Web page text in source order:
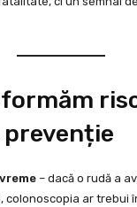
prevenție
– dacă o rudă a
colonoscopia ar trebui